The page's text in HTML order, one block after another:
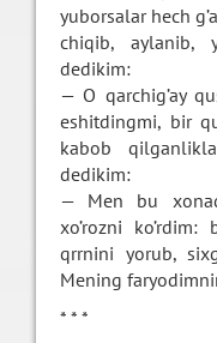
yuborsalar hech
chiqib, aylanib,
dedikim:
— O qarchig’ay
eshitdingmi, bir
kabob
dedikim:
— Men bu
xo’rozni
qrrnini yorub,
Mening
* * *